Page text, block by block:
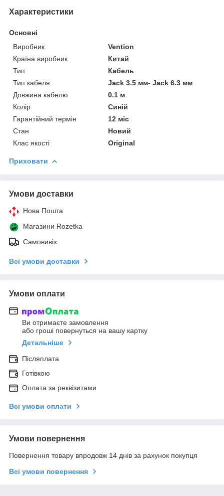
Характеристики
Основні
Виробник
Vention
Країна виробник
Китай
Тип
Кабель
Тип кабеля
Jack 3.5 мм- Jack 6.3 мм
Довжина кабелю
0.1 м
Колір
Синій
Гарантійний термін
12 міс
Стан
Новий
Клас якості
Original
Приховати
Умови доставки
Нова Пошта
Магазини Rozetka
Самовивіз
Всі умови доставки
Умови оплати
Ви отримаєте замовлення
або гроші повернуться на вашу картку
Детальніше
Післяплата
Готівкою
Оплата за реквізитами
Всі умови оплати
Умови повернення
Повернення товару впродовж 14 днів за рахунок покупця
Всі умови повернення